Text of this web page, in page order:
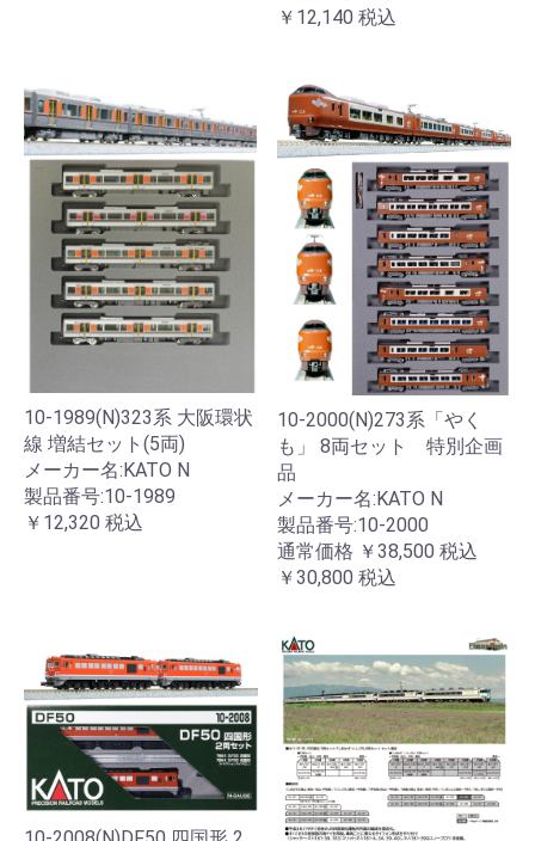
￥12,140 税込
10-1989(N)323系 大阪環状
線 増結セット(5両)
メーカー名:KATO N
製品番号:10-1989
￥12,320 税込
10-2000(N)273系「やく
も」 8両セット 特別企画
品
メーカー名:KATO N
製品番号:10-2000
通常価格 ￥38,500 税込
￥30,800 税込